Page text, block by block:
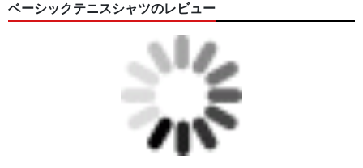
ベーシックテニスシャツのレビュー